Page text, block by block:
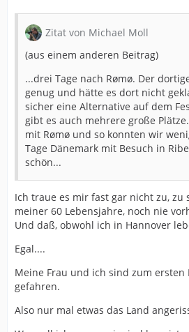
Zitat von Michael Moll
(aus einem anderen Beitrag)
...drei Tage nach Rømø. Der
genug und hätte es dort nicht
sicher eine Alternative auf dem
gibt es auch mehrere große
mit Rømø und so konnten wir
Tage Dänemark mit Besuch in
schön...
Ich traue es mir fast gar nicht zu, zu
meiner 60 Lebensjahre, noch nie
Und daß, obwohl ich in Hannover
Egal....
Meine Frau und ich sind zum ersten
gefahren.
Also nur mal etwas das Land